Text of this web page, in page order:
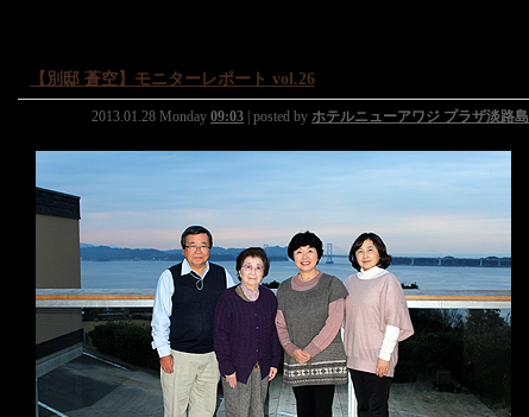
【別邸 蒼空】モニターレポート vol.26
2013.01.28 Monday 09:03 | posted by ホテルニューアワジ プラザ淡路島